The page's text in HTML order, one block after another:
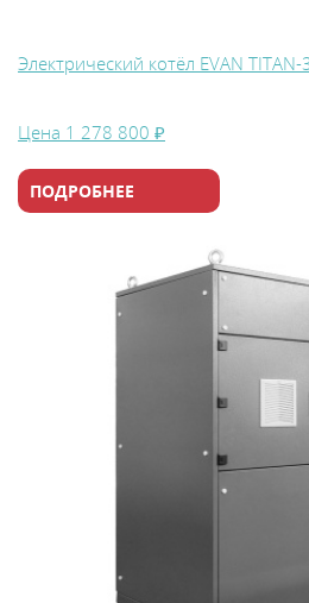
Электрический котёл EVAN TITAN-
Цена 1 278 800 ₽
ПОДРОБНЕЕ